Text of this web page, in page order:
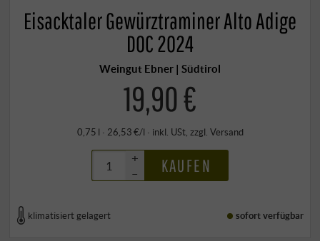
Eisacktaler Gewürztraminer Alto Adige
DOC 2024
Weingut Ebner | Südtirol
19,90 €
0,75 l · 26,53 €/l · inkl. USt, zzgl. Versand
+
–
KAUFEN
klimatisiert gelagert sofort verfügbar